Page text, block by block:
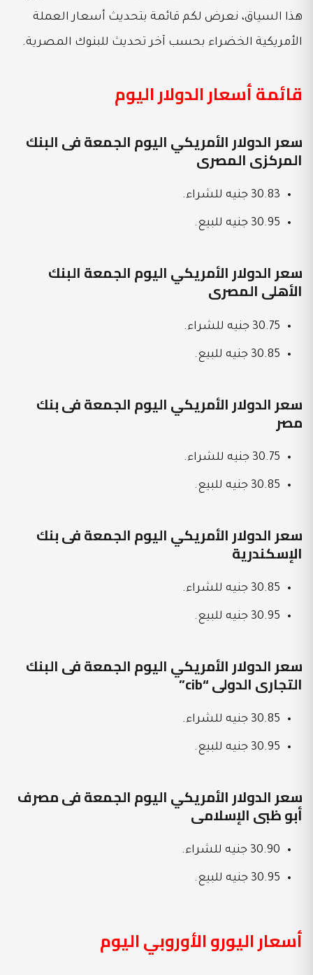
هذا السياق، نعرض لكم قائمة بتحديث أسعار العملة
الأمريكية الخضراء بحسب آخر تحديث للبنوك المصرية.
قائمة أسعار الدولار اليوم
سعر الدولار الأمريكي اليوم الجمعة فى البنك
المركزى المصرى
30.83 جنيه للشراء.
30.95 جنيه للبيع.
سعر الدولار الأمريكي اليوم الجمعة البنك
الأهلى المصرى
30.75 جنيه للشراء.
30.85 جنيه للبيع.
سعر الدولار الأمريكي اليوم الجمعة فى بنك
مصر
30.75 جنيه للشراء.
30.85 جنيه للبيع.
سعر الدولار الأمريكي اليوم الجمعة فى بنك
الإسكندرية
30.85 جنيه للشراء.
30.95 جنيه للبيع.
سعر الدولار الأمريكي اليوم الجمعة فى البنك
التجارى الدولى “cib”
30.85 جنيه للشراء.
30.95 جنيه للبيع.
سعر الدولار الأمريكي اليوم الجمعة فى مصرف
أبو ظبى الإسلامى
30.90 جنيه للشراء.
30.95 جنيه للبيع.
أسعار اليورو الأوروبي اليوم